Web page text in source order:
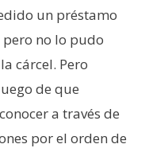
un préstamo
no lo pudo
cárcel. Pero
de que
a través de
por el orden de